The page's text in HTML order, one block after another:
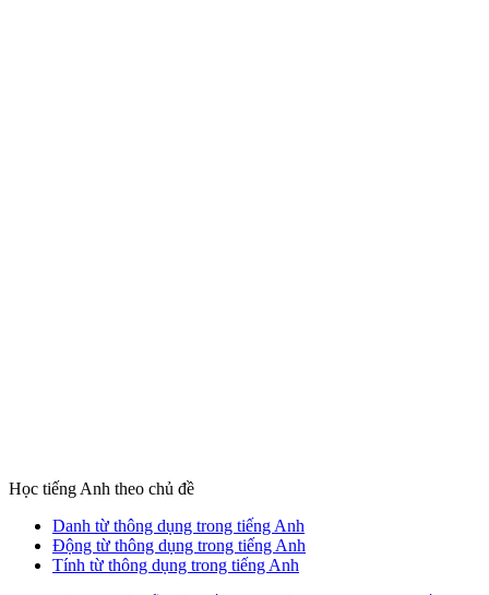
Học tiếng Anh theo chủ đề
Danh từ thông dụng trong tiếng Anh
Động từ thông dụng trong tiếng Anh
Tính từ thông dụng trong tiếng Anh